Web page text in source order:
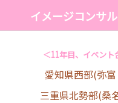
イメージコンサ
＜11年目、イベン
愛知県西部(弥
三重県北勢部(桑